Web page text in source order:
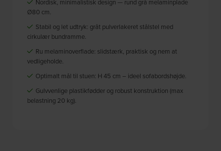
Nordisk, minimalistisk design — rund grå melaminplade
Ø80 cm.
Stabil og let udtryk: gråt pulverlakeret stålstel med
cirkulær bundramme.
Ru melaminoverflade: slidstærk, praktisk og nem at
vedligeholde.
Optimalt mål til stuen: H 45 cm – ideel sofabordshøjde.
Gulvvenlige plastikfødder og robust konstruktion (max
belastning 20 kg).